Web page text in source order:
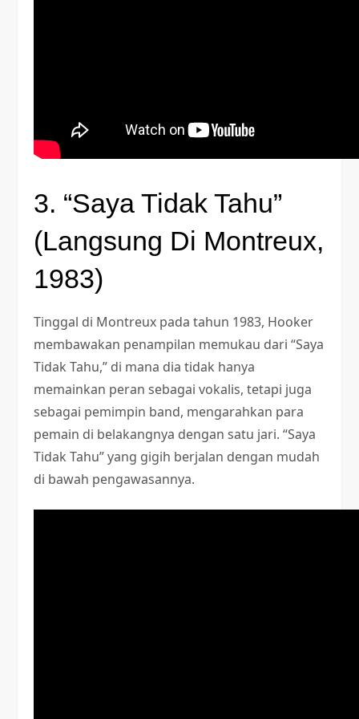
3. “Saya Tidak Tahu”
(Langsung Di Montreux,
1983)
Tinggal di Montreux pada tahun 1983, Hooker
membawakan penampilan memukau dari “Saya
Tidak Tahu,” di mana dia tidak hanya
memainkan peran sebagai vokalis, tetapi juga
sebagai pemimpin band, mengarahkan para
pemain di belakangnya dengan satu jari. “Saya
Tidak Tahu” yang gigih berjalan dengan mudah
di bawah pengawasannya.